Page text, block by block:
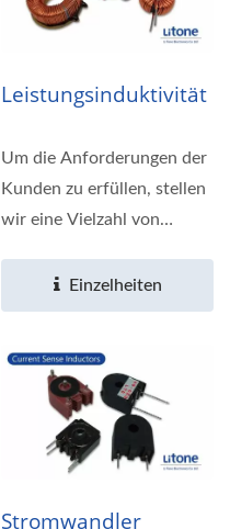
Leistungsinduktivität
Um die Anforderungen der
Kunden zu erfüllen, stellen
wir eine Vielzahl von
Einzelheiten
Stromwandler